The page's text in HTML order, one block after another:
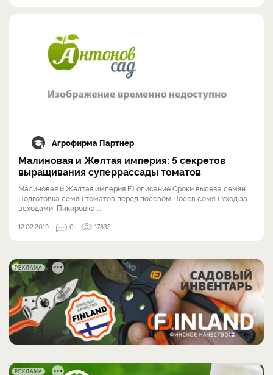
Агрофирма Партнер
Малиновая и Желтая империя: 5 секретов
выращивания суперрассады томатов
Малиновая и Желтая империя F1 описание Cроки высева семян
Подготовка семян томатов перед посевом Посев семян Уход за
всходами Пикировка ...
12.02.2019 0 17832
РЕКЛАМА
РЕКЛАМА